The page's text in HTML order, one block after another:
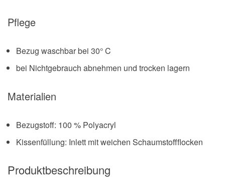
Pflege
Bezug waschbar bei 30° C
bei Nichtgebrauch abnehmen und trocken lagern
Materialien
Bezugstoff: 100 % Polyacryl
Kissenfüllung: Inlett mit weichen Schaumstoffflocken
Produktbeschreibung